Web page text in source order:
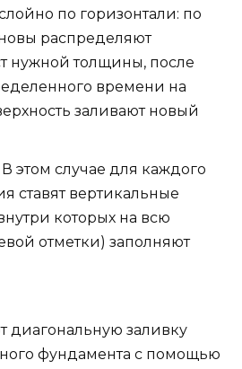
по горизонтали: по
распределяют
нужной толщины, после
времени на
заливают новый
этом случае для каждого
ставят вертикальные
которых на всю
отметки) заполняют
диагональную заливку
фундамента с помощью